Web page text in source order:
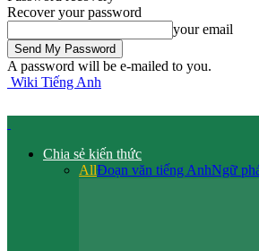
Recover your password
your email
A password will be e-mailed to you.
Wiki Tiếng Anh
Chia sẻ kiến thức
AllĐoạn văn tiếng AnhNgữ